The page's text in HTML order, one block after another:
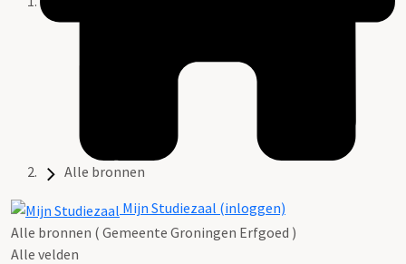
Alle bronnen
Mijn Studiezaal (inloggen)
Alle bronnen ( Gemeente Groningen Erfgoed )
Alle velden